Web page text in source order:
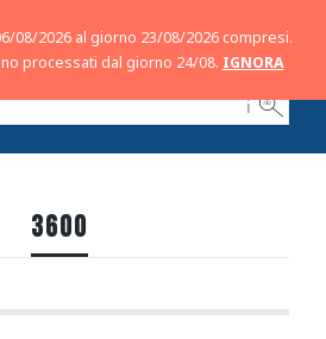
ℹ
3600
08/2026 al giorno 23/08/2026 compresi.
processati dal giorno 24/08. IGNORA